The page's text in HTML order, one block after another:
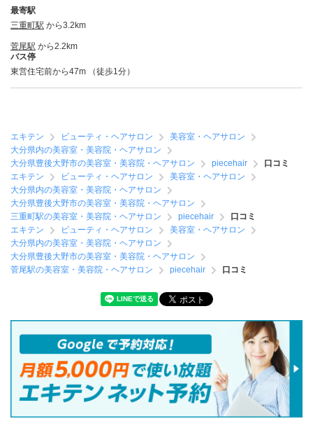
最寄駅
三重町駅 から3.2km
菅尾駅 から2.2km
バス停
東営住宅前から47m （徒歩1分）
エキテン ビューティ・ヘアサロン
美容室・ヘアサロン
大分県内の美容室・美容院・ヘアサロン
大分県豊後大野市の美容室・美容院・ヘアサロン
piecehair
口コミ
エキテン
ビューティ・ヘアサロン
美容室・ヘアサロン
大分県内の美容室・美容院・ヘアサロン
大分県豊後大野市の美容室・美容院・ヘアサロン
三重町駅の美容室・美容院・ヘアサロン
piecehair
口コミ
エキテン
ビューティ・ヘアサロン
美容室・ヘアサロン
大分県内の美容室・美容院・ヘアサロン
大分県豊後大野市の美容室・美容院・ヘアサロン
菅尾駅の美容室・美容院・ヘアサロン
piecehair 口コミ